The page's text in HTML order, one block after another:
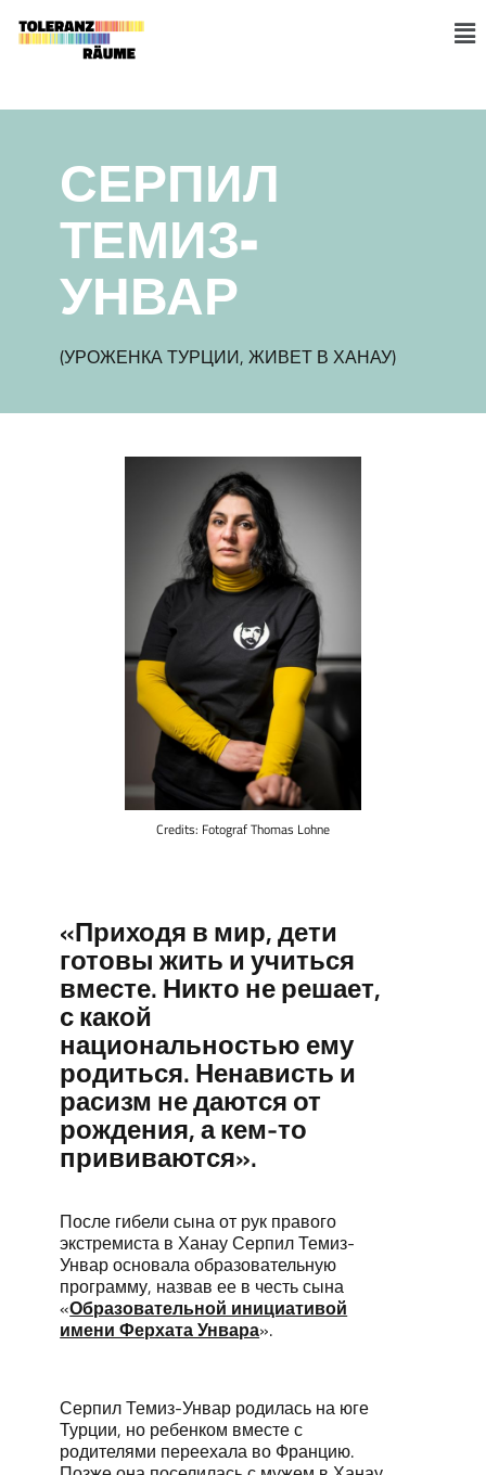
content
СЕРПИЛ
ТЕМИЗ-
УНВАР
(УРОЖЕНКА ТУРЦИИ, ЖИВЕТ В ХАНАУ)
«Приходя в мир, дети
готовы жить и учиться
вместе. Никто не решает,
с какой
национальностью ему
родиться. Ненависть и
расизм не даются от
рождения, а кем-то
прививаются».
После гибели сына от рук правого
экстремиста в Ханау Серпил Темиз-
Унвар основала образовательную
программу, назвав ее в честь сына
«Образовательной инициативой
имени Ферхата Унвара».
Серпил Темиз-Унвар родилась на юге
Турции, но ребенком вместе с
родителями переехала во Францию.
Credits: Fotograf Thomas Lohne